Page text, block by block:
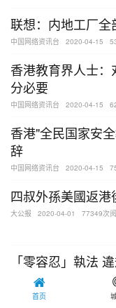
联想：内地工厂全
中国网络资讯台 2020-04-15
香港教育界人士
分必要
中国网络资讯台 2020-04-15
香港"全民国家安
辞
中国网络资讯台 2020-04-15
四叔外孫美國返港
大公报 2020-04-01 77349次
「零容忍」執法
2020-04-01
58695次
首页